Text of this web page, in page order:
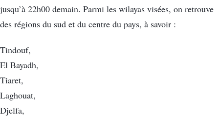
jusqu’à 22h00 demain. Parmi les wilayas visées, on retrouve
des régions du sud et du centre du pays, à savoir :
Tindouf,
El Bayadh,
Tiaret,
Laghouat,
Djelfa,